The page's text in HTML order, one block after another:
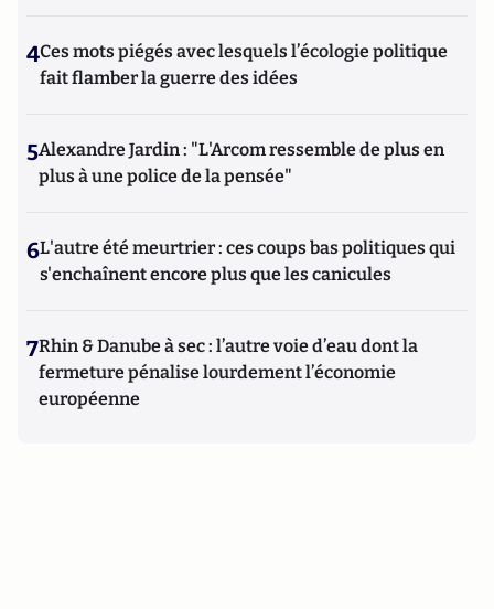
4Ces mots piégés avec lesquels l’écologie politique
fait flamber la guerre des idées
5Alexandre Jardin : "L'Arcom ressemble de plus en
plus à une police de la pensée"
6L'autre été meurtrier : ces coups bas politiques qui
s'enchaînent encore plus que les canicules
7Rhin & Danube à sec : l’autre voie d’eau dont la
fermeture pénalise lourdement l’économie
européenne